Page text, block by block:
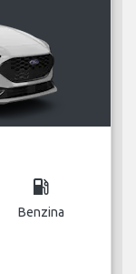
local_gas_station
Benzina